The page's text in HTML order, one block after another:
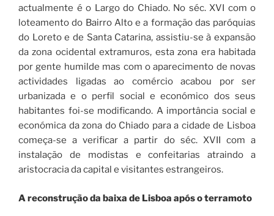
actualmente é o Largo do Chiado. No séc. XVI com o
loteamento do Bairro Alto e a formação das paróquias
do Loreto e de Santa Catarina, assistiu-se à expansão
da zona ocidental extramuros, esta zona era habitada
por gente humilde mas com o aparecimento de novas
actividades ligadas ao comércio acabou por ser
urbanizada e o perfil social e económico dos seus
habitantes foi-se modificando. A importância social e
económica da zona do Chiado para a cidade de Lisboa
começa-se a verificar a partir do séc. XVII com a
instalação de modistas e confeitarias atraindo a
aristocracia da capital e visitantes estrangeiros.
A reconstrução da baixa de Lisboa após o terramoto